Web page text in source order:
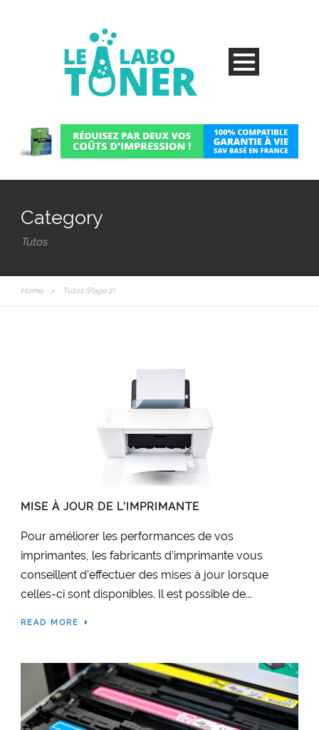
Category
Tutos
Home > Tutos(Page 2)
MISE À JOUR DE L’IMPRIMANTE
Pour améliorer les performances de vos
imprimantes, les fabricants d’imprimante vous
conseillent d’effectuer des mises à jour lorsque
celles-ci sont disponibles. Il est possible de...
READ MORE